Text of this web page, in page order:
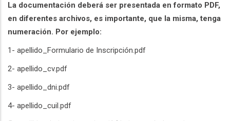
La documentación deberá ser presentada en formato PDF,
en diferentes archivos, es importante, que la misma, tenga
numeración. Por ejemplo:
1- apellido_Formulario de Inscripción.pdf
2- apellido_cv.pdf
3- apellido_dni.pdf
4- apellido_cuil.pdf